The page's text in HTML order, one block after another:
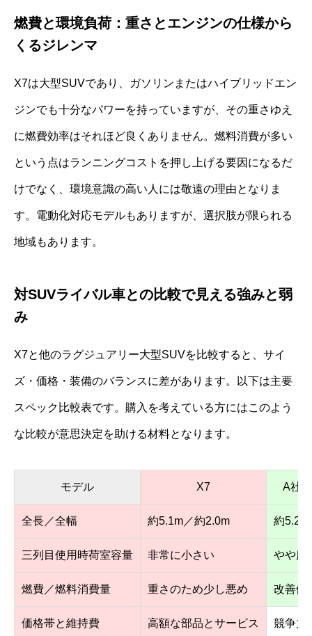
燃費と環境負荷：重さとエンジンの仕様から
くるジレンマ
X7は大型SUVであり、ガソリンまたはハイブリッドエン
ジンでも十分なパワーを持っていますが、その重さゆえ
に燃費効率はそれほど良くありません。燃料消費が多い
という点はランニングコストを押し上げる要因になるだ
けでなく、環境意識の高い人には敬遠の理由となりま
す。電動化対応モデルもありますが、選択肢が限られる
地域もあります。
対SUVライバル車との比較で見える強みと弱
み
X7と他のラグジュアリー大型SUVを比較すると、サイ
ズ・価格・装備のバランスに差があります。以下は主要
スペック比較表です。購入を考えている方にはこのよう
な比較が意思決定を助ける材料となります。
モデル X7 A社
全長／全幅 約5.1m／約2.0m 約5.2m
三列目使用時荷室容量 非常に小さい やや広
燃費／燃料消費量 重さのため少し悪め 改善傾
価格帯と維持費 高額な部品とサービス 競争力